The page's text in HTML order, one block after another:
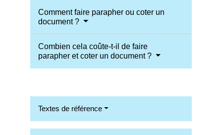
Comment faire parapher ou coter un
document ?
Combien cela coûte-t-il de faire
parapher et coter un document ?
Textes de référence